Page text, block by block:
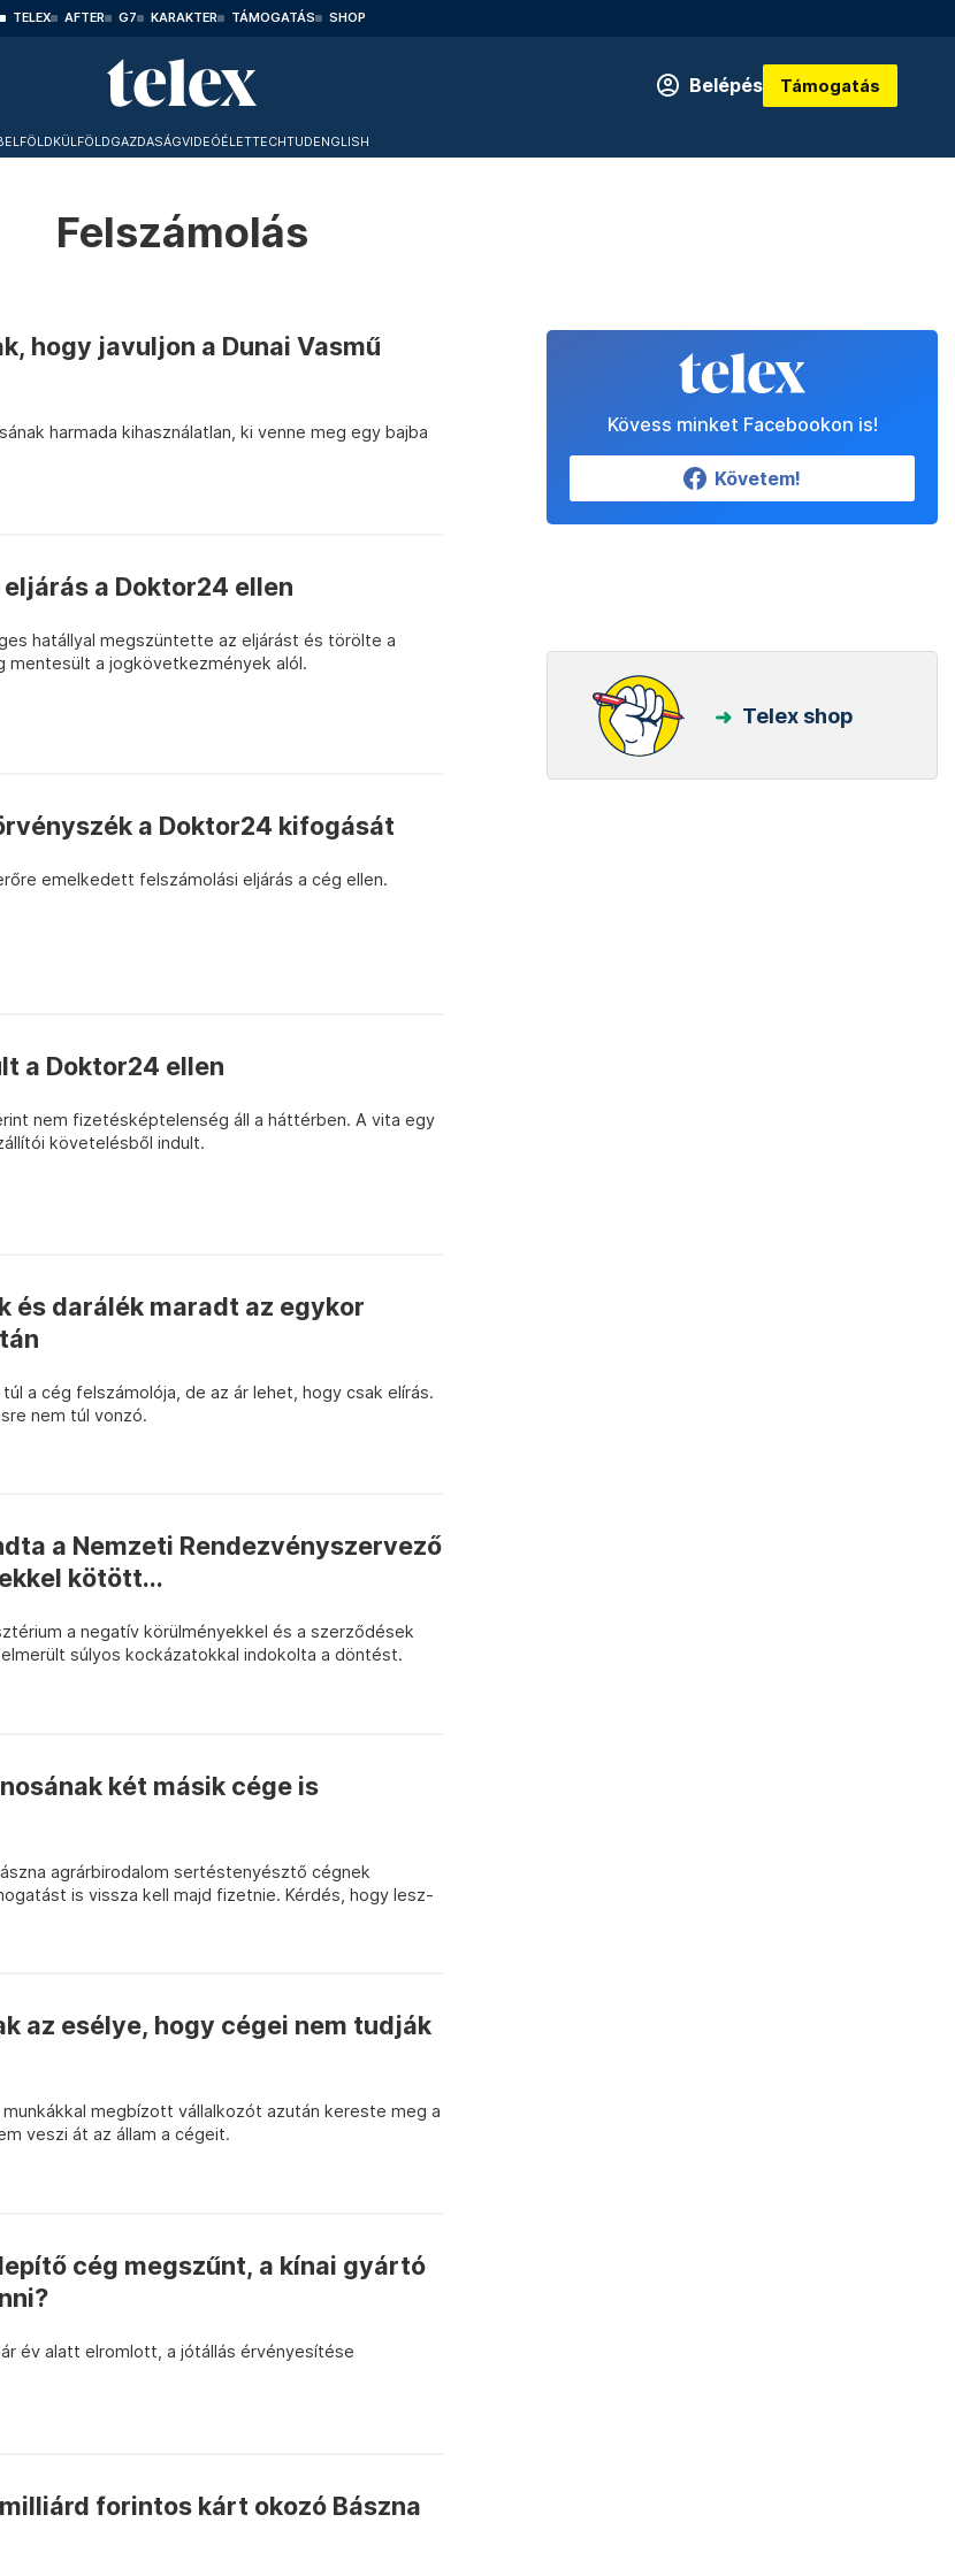
TELEX AFTER G7 KARAKTER TÁMOGATÁS SHOP
Belépés Támogatás
KÜLFÖLDGAZDASÁGVIDEÓÉLETTECHTUDENGLISH
Felszámolás
hogy javuljon a Dunai Vasmű
harmada kihasználatlan, ki venne meg egy bajba
a Doktor24 ellen
hatállyal megszüntette az eljárást és törölte a
mentesült a jogkövetkezmények alól.
a Doktor24 kifogását
emelkedett felszámolási eljárás a cég ellen.
a Doktor24 ellen
nem fizetésképtelenség áll a háttérben. A vita egy
követelésből indult.
és darálék maradt az egykor
a cég felszámolója, de az ár lehet, hogy csak elírás.
nem túl vonzó.
a Nemzeti Rendezvényszervező
kötött...
a negatív körülményekkel és a szerződések
súlyos kockázatokkal indokolta a döntést.
két másik cége is
agrárbirodalom sertéstenyésztő cégnek
is vissza kell majd fizetnie. Kérdés, hogy lesz-
az esélye, hogy cégei nem tudják
megbízott vállalkozót azután kereste meg a
veszi át az állam a cégeit.
cég megszűnt, a kínai gyártó
év alatt elromlott, a jótállás érvényesítése
forintos kárt okozó Bászna
Kövess minket Facebookon is!
Követem!
Telex shop